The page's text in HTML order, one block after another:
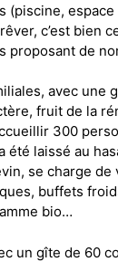
(piscine,
c’est bien
proposant de
avec une
fruit de la
300
été laissé au
se charge de
buffets
bio…
un gîte de 60